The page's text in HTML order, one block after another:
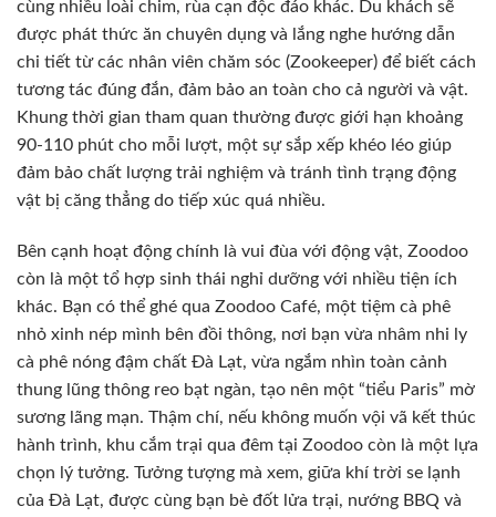
cùng nhiều loài chim, rùa cạn độc đáo khác. Du khách sẽ
được phát thức ăn chuyên dụng và lắng nghe hướng dẫn
chi tiết từ các nhân viên chăm sóc (Zookeeper) để biết cách
tương tác đúng đắn, đảm bảo an toàn cho cả người và vật.
Khung thời gian tham quan thường được giới hạn khoảng
90-110 phút cho mỗi lượt, một sự sắp xếp khéo léo giúp
đảm bảo chất lượng trải nghiệm và tránh tình trạng động
vật bị căng thẳng do tiếp xúc quá nhiều.
Bên cạnh hoạt động chính là vui đùa với động vật, Zoodoo
còn là một tổ hợp sinh thái nghỉ dưỡng với nhiều tiện ích
khác. Bạn có thể ghé qua Zoodoo Café, một tiệm cà phê
nhỏ xinh nép mình bên đồi thông, nơi bạn vừa nhâm nhi ly
cà phê nóng đậm chất Đà Lạt, vừa ngắm nhìn toàn cảnh
thung lũng thông reo bạt ngàn, tạo nên một “tiểu Paris” mờ
sương lãng mạn. Thậm chí, nếu không muốn vội vã kết thúc
hành trình, khu cắm trại qua đêm tại Zoodoo còn là một lựa
chọn lý tưởng. Tưởng tượng mà xem, giữa khí trời se lạnh
của Đà Lạt, được cùng bạn bè đốt lửa trại, nướng BBQ và